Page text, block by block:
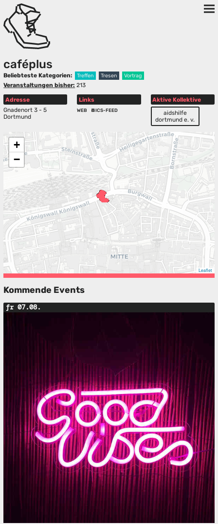
caféplus
Beliebteste Kategorien: Treffen Tresen Vortrag
Veranstaltungen bisher: 213
Adresse
Gnadenort 3 - 5
Dortmund
Links
WEB ICS-FEED
Aktive Kollektive
aidshilfe
dortmund e. v.
+
−
Leaflet
Kommende Events
fr 07.08.